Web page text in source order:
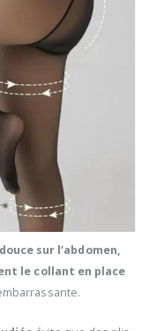
sur l’abdomen,
le collant en place